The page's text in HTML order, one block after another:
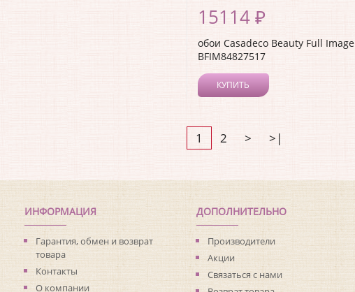
15114 ₽
обои Casadeco Beauty Full Image
BFIM84827517
КУПИТЬ
1 2 > >|
ИНФОРМАЦИЯ
Гарантия, обмен и возврат
товара
Контакты
О компании
ДОПОЛНИТЕЛЬНО
Производители
Акции
Связаться с нами